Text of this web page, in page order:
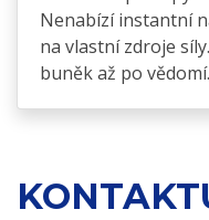
Nenabízí instantní
na vlastní zdroje
buněk až po vědomí.